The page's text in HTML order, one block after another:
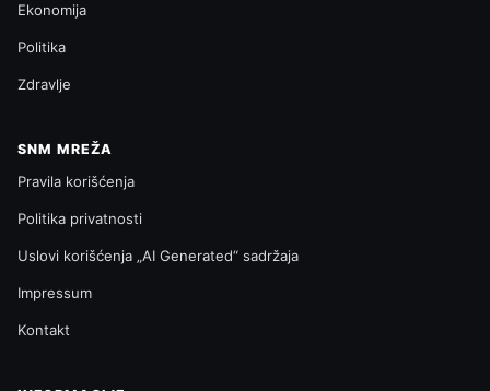
Ekonomija
Politika
Zdravlje
SNM MREŽA
Pravila korišćenja
Politika privatnosti
Uslovi korišćenja „AI Generated“ sadržaja
Impressum
Kontakt